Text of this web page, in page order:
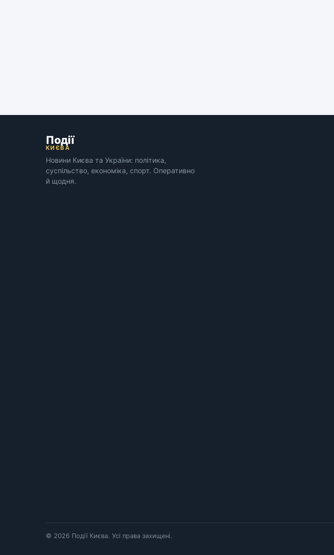
Події
КИЄВА
Новини Києва та України: політика,
суспільство, економіка, спорт. Оперативно
й щодня.
© 2026 Події Києва. Усі права захищені.